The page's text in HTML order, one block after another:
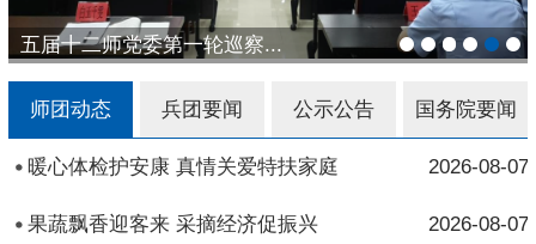
五届十二师党委第一轮巡察...
师团动态 兵团要闻 公示公告 国务院要闻
2026-08-07
暖心体检护安康 真情关爱特扶家庭
2026-08-07
果蔬飘香迎客来 采摘经济促振兴